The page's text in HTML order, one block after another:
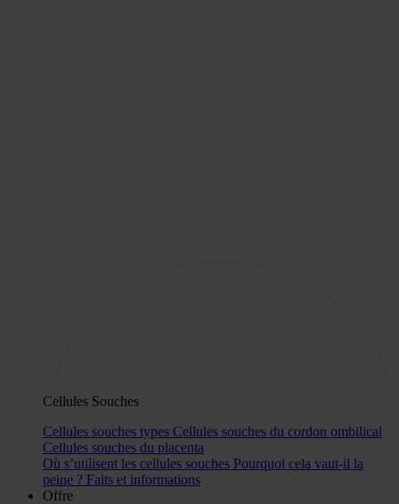
Cellules Souches
Cellules souches types Cellules souches du cordon ombilical
Cellules souches du placenta
Où s’utilisent les cellules souches Pourquoi cela vaut-il la
peine ? Faits et informations
Offre